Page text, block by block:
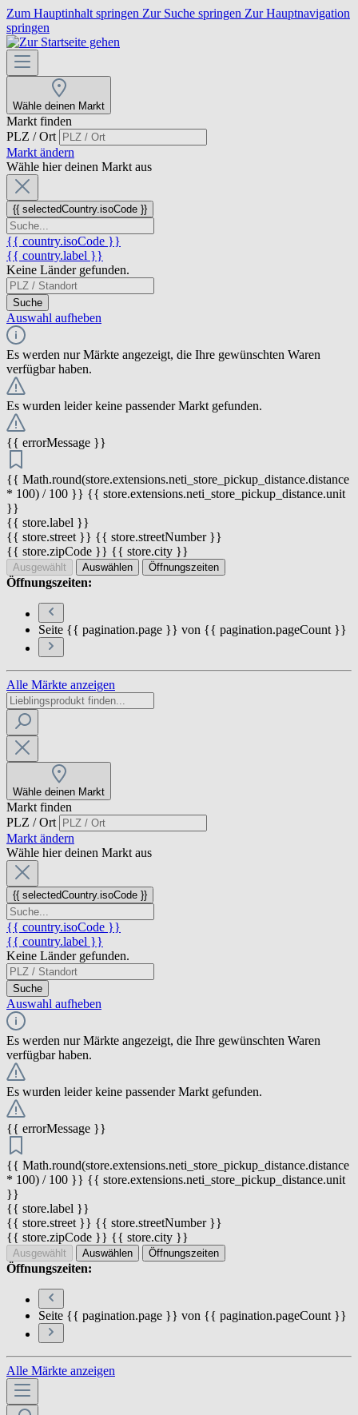
Zum Hauptinhalt springen Zur Suche springen Zur Hauptnavigation
springen
Wähle deinen Markt
Markt finden
PLZ / Ort
Markt ändern
Wähle hier deinen Markt aus
{{ selectedCountry.isoCode }}
{{ country.isoCode }}
{{ country.label }}
Keine Länder gefunden.
Suche
Auswahl aufheben
Es werden nur Märkte angezeigt, die Ihre gewünschten Waren
verfügbar haben.
Es wurden leider keine passender Markt gefunden.
{{ errorMessage }}
{{ Math.round(store.extensions.neti_store_pickup_distance.distance
* 100) / 100 }} {{ store.extensions.neti_store_pickup_distance.unit
}}
{{ store.label }}
{{ store.street }} {{ store.streetNumber }}
{{ store.zipCode }} {{ store.city }}
Ausgewählt Auswählen Öffnungszeiten
Öffnungszeiten:
Seite {{ pagination.page }} von {{ pagination.pageCount }}
Alle Märkte anzeigen
Wähle deinen Markt
Markt finden
PLZ / Ort
Markt ändern
Wähle hier deinen Markt aus
{{ selectedCountry.isoCode }}
{{ country.isoCode }}
{{ country.label }}
Keine Länder gefunden.
Suche
Auswahl aufheben
Es werden nur Märkte angezeigt, die Ihre gewünschten Waren
verfügbar haben.
Es wurden leider keine passender Markt gefunden.
{{ errorMessage }}
{{ Math.round(store.extensions.neti_store_pickup_distance.distance
* 100) / 100 }} {{ store.extensions.neti_store_pickup_distance.unit
}}
{{ store.label }}
{{ store.street }} {{ store.streetNumber }}
{{ store.zipCode }} {{ store.city }}
Ausgewählt Auswählen Öffnungszeiten
Öffnungszeiten:
Seite {{ pagination.page }} von {{ pagination.pageCount }}
Alle Märkte anzeigen